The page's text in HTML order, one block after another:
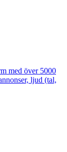
med över 5000
ljud (tal,